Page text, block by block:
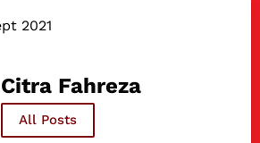
2021
Citra Fahreza
All Posts